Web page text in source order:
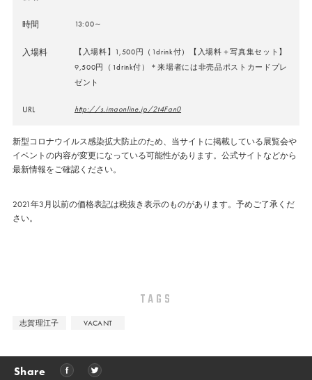
時間 13:00～
入場料
【入場料】1,500円（1drink付）【入場料＋写真集セット】
9,500円（1drink付）＊来場者には非売品ポストカードプレ
ゼント
URL http://s.imaonline.jp/2t4Fan0
新型コロナウイルス感染拡大防止のため、当サイトに掲載している展覧会や
イベントの内容が変更になっている可能性があります。公式サイトなどから
最新情報をご確認ください。
2021年3月以前の価格表記は税抜き表示のものがあります。予めご了承くだ
さい。
TAGS
志賀理江子 VACANT
Share